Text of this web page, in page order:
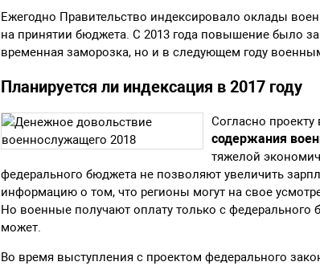
Ежегодно Правительство индексировало оклады
на принятии бюджета. С 2013 года повышение было
временная заморозка, но и в следующем году
Планируется ли индексация в 2017 году
Согласно проекту
содержания
тяжелой
федерального бюджета не позволяют увеличить
информацию о том, что регионы могут на свое
Но военные получают оплату только с федерального
может.
Во время выступления с проектом федерального